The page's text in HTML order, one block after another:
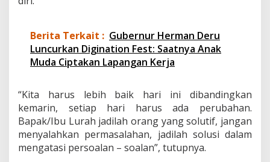
u
b
l
i
Berita Terkait : Gubernur Herman Deru
Luncurkan Digination Fest: Saatnya Anak
Muda Ciptakan Lapangan Kerja
“Kita harus lebih baik hari ini dibandingkan
kemarin, setiap hari harus ada perubahan.
Bapak/Ibu Lurah jadilah orang yang solutif, jangan
menyalahkan permasalahan, jadilah solusi dalam
mengatasi persoalan – soalan”, tutupnya.